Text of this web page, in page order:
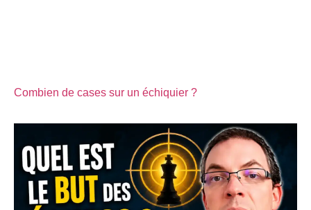
Combien de cases sur un échiquier ?